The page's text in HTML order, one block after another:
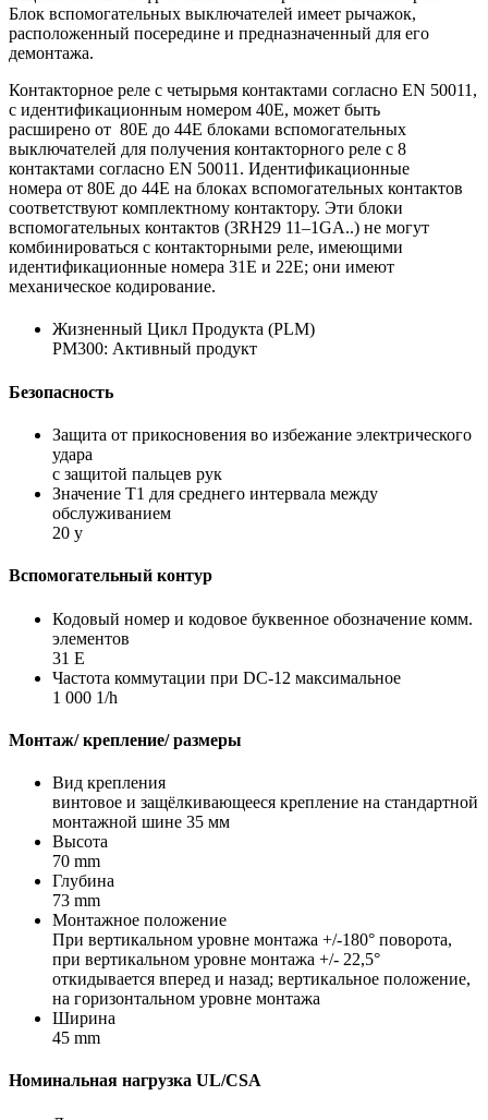
Блок вспомогательных выключателей имеет рычажок,
расположенный посередине и предназначенный для его
демонтажа.
Контакторное реле с четырьмя контактами согласно EN 50011,
с идентификационным номером 40E, может быть
расширено от 80E до 44E блоками вспомогательных
выключателей для получения контакторного реле с 8
контактами согласно EN 50011. Идентификационные
номера от 80E до 44E на блоках вспомогательных контактов
соответствуют комплектному контактору. Эти блоки
вспомогательных контактов (3RH29 11–1GA..) не могут
комбинироваться с контакторными реле, имеющими
идентификационные номера 31E и 22E; они имеют
механическое кодирование.
Жизненный Цикл Продукта (PLM)
PM300: Активный продукт
Безопасность
Защита от прикосновения во избежание электрического
удара
с защитой пальцев рук
Значение Т1 для среднего интервала между
обслуживанием
20 y
Вспомогательный контур
Кодовый номер и кодовое буквенное обозначение комм.
элементов
31 E
Частота коммутации при DC-12 максимальное
1 000 1/h
Монтаж/ крепление/ размеры
Вид крепления
винтовое и защёлкивающееся крепление на стандартной
монтажной шине 35 мм
Высота
70 mm
Глубина
73 mm
Монтажное положение
При вертикальном уровне монтажа +/-180° поворота,
при вертикальном уровне монтажа +/- 22,5°
откидывается вперед и назад; вертикальное положение,
на горизонтальном уровне монтажа
Ширина
45 mm
Номинальная нагрузка UL/CSA